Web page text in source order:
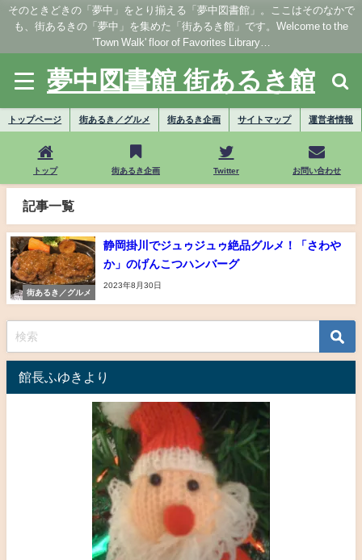
そのときどきの「夢中」をとり揃える「夢中図書館」。ここはそのなかで
も、街あるきの「夢中」を集めた「街あるき館」です。Welcome to the
’Town Walk' floor of Favorites Library…
夢中図書館 街あるき館
トップページ 街あるき／グルメ 街あるき企画 サイトマップ 運営者情報
トップ 街あるき企画 Twitter お問い合わせ
記事一覧
街あるき／グルメ
静岡掛川でジュゥジュゥ絶品グルメ！「さわや
か」のげんこつハンバーグ
2023年8月30日
館長ふゆきより